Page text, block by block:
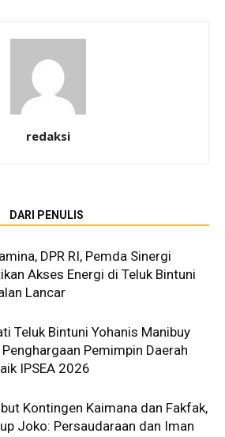
redaksi
DARI PENULIS
DPR RI, Pemda Sinergi
Akses Energi di Teluk Bintuni
Lancar
Teluk Bintuni Yohanis Manibuy
Penghargaan Pemimpin Daerah
IPSEA 2026
Kontingen Kaimana dan Fakfak,
Joko: Persaudaraan dan Iman